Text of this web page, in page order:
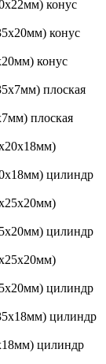
конус
конус
плоская
цилиндр
цилиндр
цилиндр
цилиндр